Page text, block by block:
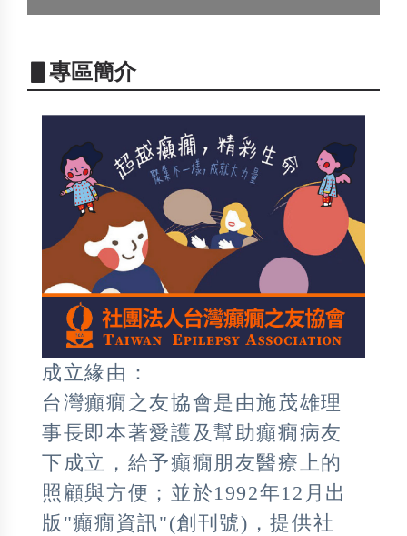
▋專區簡介
成立緣由：
台灣癲癇之友協會是由施茂雄理
事長即本著愛護及幫助癲癇病友
下成立，給予癲癇朋友醫療上的
照顧與方便；並於1992年12月出
版"癲癇資訊"(創刊號)，提供社